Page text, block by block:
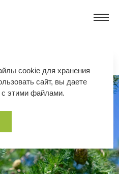
cookie для хранения
сайт, вы даете
с этими файлами.